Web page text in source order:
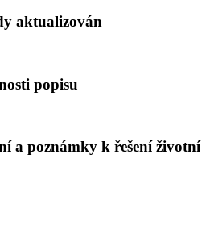
aktualizován
popisu
a poznámky k řešení životní